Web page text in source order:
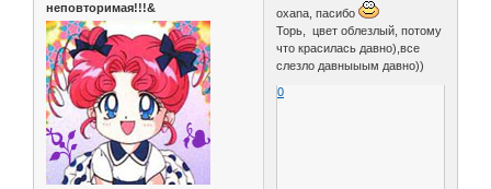
неповторимая!!!&
oxana, пасибо
Торь, цвет облезлый, потому
что красилась давно),все
слезло давныыым давно))
0